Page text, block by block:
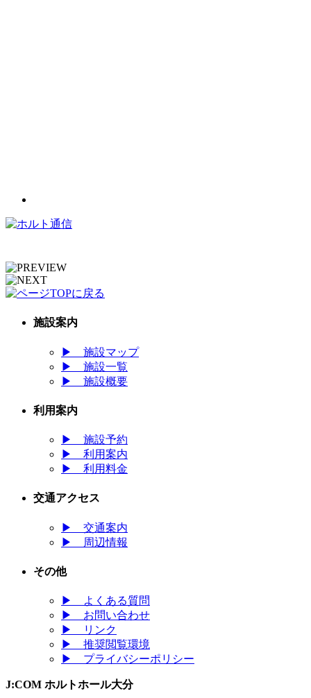
施設案内
▶ 施設マップ
▶ 施設一覧
▶ 施設概要
利用案内
▶ 施設予約
▶ 利用案内
▶ 利用料金
交通アクセス
▶ 交通案内
▶
周辺情報
その他
▶
よくある質問
▶ お問い合わせ
▶
リンク
▶ 推奨閲覧環境
▶ プライバシーポリシー
J:COM ホルトホール大分